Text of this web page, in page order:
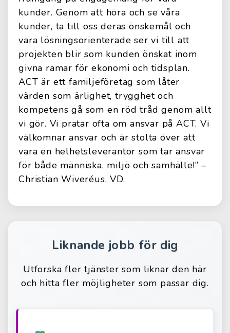
kunder. Genom att höra och se våra
kunder, ta till oss deras önskemål och
vara lösningsorienterade ser vi till att
projekten blir som kunden önskat inom
givna ramar för ekonomi och tidsplan.
ACT är ett familjeföretag som låter
värden som ärlighet, trygghet och
kompetens gå som en röd tråd genom allt
vi gör. Vi pratar ofta om ansvar på ACT. Vi
välkomnar ansvar och är stolta över att
vara en helhetsleverantör som tar ansvar
för både människa, miljö och samhälle!” –
Christian Wiveréus, VD.
Liknande jobb för dig
Utforska fler tjänster som liknar den här
och hitta fler möjligheter som passar dig.